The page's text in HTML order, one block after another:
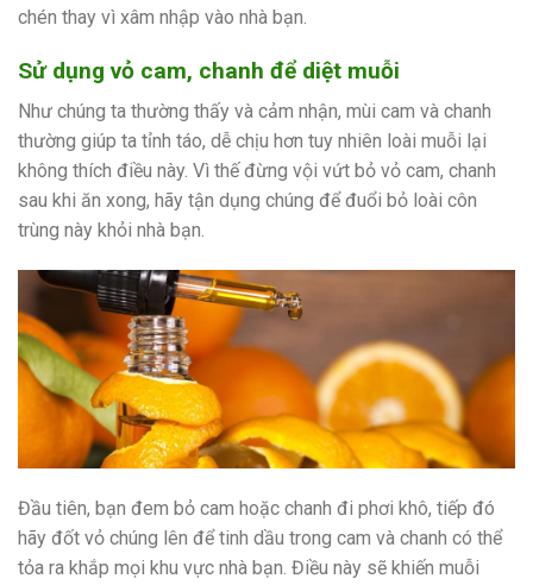
chén thay vì xâm nhập vào nhà bạn.
Sử dụng vỏ cam, chanh để diệt muỗi
Như chúng ta thường thấy và cảm nhận, mùi cam và chanh
thường giúp ta tỉnh táo, dễ chịu hơn tuy nhiên loài muỗi lại
không thích điều này. Vì thế đừng vội vứt bỏ vỏ cam, chanh
sau khi ăn xong, hãy tận dụng chúng để đuổi bỏ loài côn
trùng này khỏi nhà bạn.
Đầu tiên, bạn đem bỏ cam hoặc chanh đi phơi khô, tiếp đó
hãy đốt vỏ chúng lên để tinh dầu trong cam và chanh có thể
tỏa ra khắp mọi khu vực nhà bạn. Điều này sẽ khiến muỗi